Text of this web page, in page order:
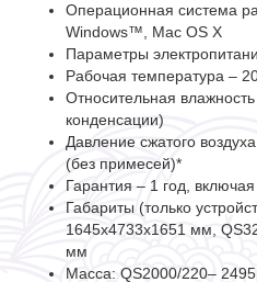
Операционная система
Windows™, Mac OS X
Параметры
Рабочая температура –
Относительная
конденсации)
Давление сжатого
(без примесей)*
Гарантия – 1 год,
Габариты (только
1645x4733x1651 мм,
мм
Масса: QS2000/220– 2495